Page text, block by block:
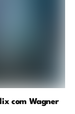
com Wagner